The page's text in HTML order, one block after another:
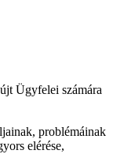
Ügyfelei számára
problémáinak
elérése,